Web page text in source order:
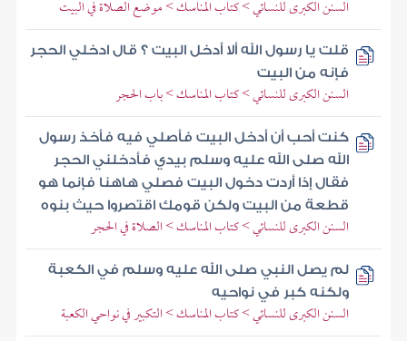
السنن الكبرى للنسائي > كتاب المناسك > موضع الصلاة في البيت
قلت يا رسول الله ألا أدخل البيت ؟ قال ادخلي الحجر
فإنه من البيت
السنن الكبرى للنسائي > كتاب المناسك > باب الحجر
كنت أحب أن أدخل البيت فأصلي فيه فأخذ رسول
الله صلى الله عليه وسلم بيدي فأدخلني الحجر
فقال إذا أردت دخول البيت فصلي هاهنا فإنما هو
قطعة من البيت ولكن قومك اقتصروا حيث بنوه
السنن الكبرى للنسائي > كتاب المناسك > الصلاة في الحجر
لم يصل النبي صلى الله عليه وسلم في الكعبة
ولكنه كبر في نواحيه
السنن الكبرى للنسائي > كتاب المناسك > التكبير في نواحي الكعبة